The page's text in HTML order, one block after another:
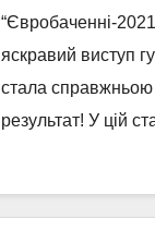
“Євробаченні-
яскравий виступ
стала справжньою
результат! У цій